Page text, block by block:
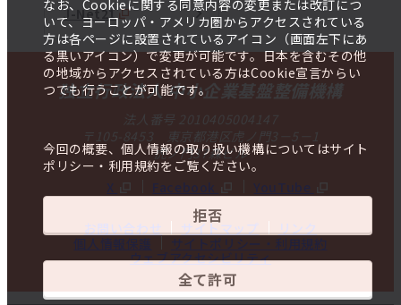
なお、Cookieに関する同意内容の変更または改訂につ
いて、ヨーロッパ・アメリカ圏からアクセスされている
方は各ページに設置されているアイコン（画面左下にあ
る黒いアイコン）で変更が可能です。日本を含むその他
の地域からアクセスされている方はCookie宣言からい
つでも行うことが可能です。
今回の概要、個人情報の取り扱い機構についてはサイト
ポリシー・利用規約をご覧ください。
拒否
全て許可
J-Net21
独立行政法人 中小企業基盤整備機構
法人番号 2010405004147
〒105-8453 東京都港区虎ノ門3－5－1
虎ノ門37森ビル
X
Facebook YouTube
お問い合わせ サイトマップ
リンク
個人情報保護
サイトポリシー・利用規約
ウェブアクセシビリティ